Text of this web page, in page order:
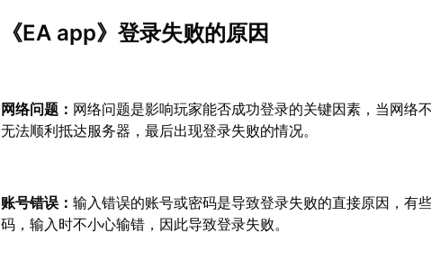
《EA app》登录失败的原因
网络问题： 网络问题是影响玩家能否成功登录的关键因素，当网络
无法顺利抵达服务器，最后出现登录失败的情况。
账号错误：输入错误的账号或密码是导致登录失败的直接原因，有
码，输入时不小心输错，因此导致登录失败。